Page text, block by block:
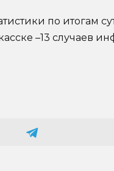
по итогам
–13 случаев